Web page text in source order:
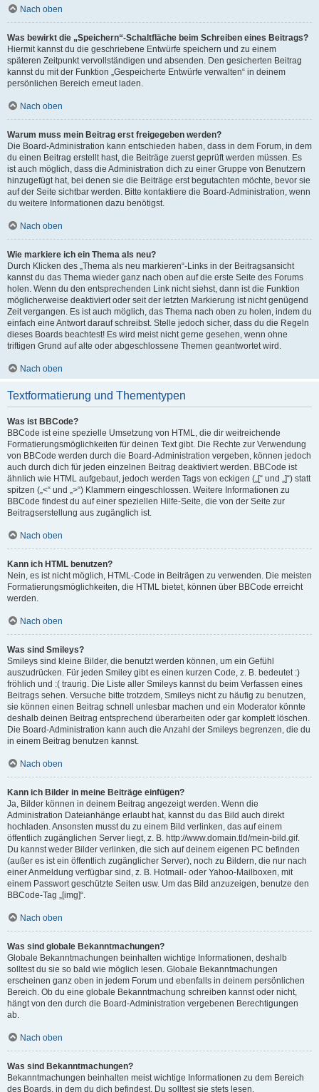
Nach oben
Was bewirkt die „Speichern“-Schaltfläche beim Schreiben eines Beitrags?
Hiermit kannst du die geschriebene Entwürfe speichern und zu einem
späteren Zeitpunkt vervollständigen und absenden. Den gesicherten Beitrag
kannst du mit der Funktion „Gespeicherte Entwürfe verwalten“ in deinem
persönlichen Bereich erneut laden.
Nach oben
Warum muss mein Beitrag erst freigegeben werden?
Die Board-Administration kann entschieden haben, dass in dem Forum, in dem
du einen Beitrag erstellt hast, die Beiträge zuerst geprüft werden müssen. Es
ist auch möglich, dass die Administration dich zu einer Gruppe von Benutzern
hinzugefügt hat, bei denen sie die Beiträge erst begutachten möchte, bevor sie
auf der Seite sichtbar werden. Bitte kontaktiere die Board-Administration, wenn
du weitere Informationen dazu benötigst.
Nach oben
Wie markiere ich ein Thema als neu?
Durch Klicken des „Thema als neu markieren“-Links in der Beitragsansicht
kannst du das Thema wieder ganz nach oben auf die erste Seite des Forums
holen. Wenn du den entsprechenden Link nicht siehst, dann ist die Funktion
möglicherweise deaktiviert oder seit der letzten Markierung ist nicht genügend
Zeit vergangen. Es ist auch möglich, das Thema nach oben zu holen, indem du
einfach eine Antwort darauf schreibst. Stelle jedoch sicher, dass du die Regeln
dieses Boards beachtest! Es wird meist nicht gerne gesehen, wenn ohne
triftigen Grund auf alte oder abgeschlossene Themen geantwortet wird.
Nach oben
Textformatierung und Thementypen
Was ist BBCode?
BBCode ist eine spezielle Umsetzung von HTML, die dir weitreichende
Formatierungsmöglichkeiten für deinen Text gibt. Die Rechte zur Verwendung
von BBCode werden durch die Board-Administration vergeben, können jedoch
auch durch dich für jeden einzelnen Beitrag deaktiviert werden. BBCode ist
ähnlich wie HTML aufgebaut, jedoch werden Tags von eckigen („[“ und „]“) statt
spitzen („<“ und „>“) Klammern eingeschlossen. Weitere Informationen zu
BBCode findest du auf einer speziellen Hilfe-Seite, die von der Seite zur
Beitragserstellung aus zugänglich ist.
Nach oben
Kann ich HTML benutzen?
Nein, es ist nicht möglich, HTML-Code in Beiträgen zu verwenden. Die meisten
Formatierungsmöglichkeiten, die HTML bietet, können über BBCode erreicht
werden.
Nach oben
Was sind Smileys?
Smileys sind kleine Bilder, die benutzt werden können, um ein Gefühl
auszudrücken. Für jeden Smiley gibt es einen kurzen Code, z. B. bedeutet :)
fröhlich und :( traurig. Die Liste aller Smileys kannst du beim Verfassen eines
Beitrags sehen. Versuche bitte trotzdem, Smileys nicht zu häufig zu benutzen,
sie können einen Beitrag schnell unlesbar machen und ein Moderator könnte
deshalb deinen Beitrag entsprechend überarbeiten oder gar komplett löschen.
Die Board-Administration kann auch die Anzahl der Smileys begrenzen, die du
in einem Beitrag benutzen kannst.
Nach oben
Kann ich Bilder in meine Beiträge einfügen?
Ja, Bilder können in deinem Beitrag angezeigt werden. Wenn die
Administration Dateianhänge erlaubt hat, kannst du das Bild auch direkt
hochladen. Ansonsten musst du zu einem Bild verlinken, das auf einem
öffentlich zugänglichen Server liegt, z. B. http://www.domain.tld/mein-bild.gif.
Du kannst weder Bilder verlinken, die sich auf deinem eigenen PC befinden
(außer es ist ein öffentlich zugänglicher Server), noch zu Bildern, die nur nach
einer Anmeldung verfügbar sind, z. B. Hotmail- oder Yahoo-Mailboxen, mit
einem Passwort geschützte Seiten usw. Um das Bild anzuzeigen, benutze den
BBCode-Tag „[img]“.
Nach oben
Was sind globale Bekanntmachungen?
Globale Bekanntmachungen beinhalten wichtige Informationen, deshalb
solltest du sie so bald wie möglich lesen. Globale Bekanntmachungen
erscheinen ganz oben in jedem Forum und ebenfalls in deinem persönlichen
Bereich. Ob du eine globale Bekanntmachung schreiben kannst oder nicht,
hängt von den durch die Board-Administration vergebenen Berechtigungen
ab.
Nach oben
Was sind Bekanntmachungen?
Bekanntmachungen beinhalten meist wichtige Informationen zu dem Bereich
des Boards, in dem du dich befindest. Du solltest sie stets lesen.